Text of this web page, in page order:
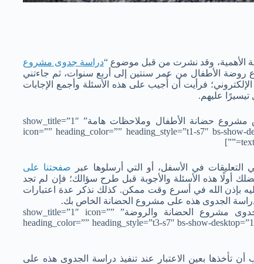
الأهمية، وقد نشرت من قبل موضوع “دراسة جدوى مشروع
روضة الأطفال من عمر سنتين إلى أربع سنوات، ثم جاءتني
فرأيت أن أُجيب على هذه الأسئلة وأجمع الإجابات
عليهم.
[/vc_column_text][bs-text title=”سؤال وجواب بخصوص مشروع حضانة الأطفال وملاحظات هامة” show_title=”1″
icon=”” heading_color=”” heading_style=”t1-s7″ bs-show-
في الأسفل، أو التي أرسلوها عبر صفحتنا على
أولًا هذه الأسئلة والأجوبة قبل طرح سؤالك؛ فإن لم تجد
بإذن الله في أسرع وقت ممكن. كذلك نذكر عدة اعتبارات
دراسة الجدوى هذه على مشروع الحضانة الخاص بك.
[/bs-text][bs-text title=”ملاحظات مهمة عن دراسة جدوى مشروع الحضانة والروضة” show_title=”1″ icon=””
heading_color=”” heading_style=”t3-s7″ bs-show-
تأخذها بعين الاعتبار عند تنفيذ دراسة الجدوى هذه على